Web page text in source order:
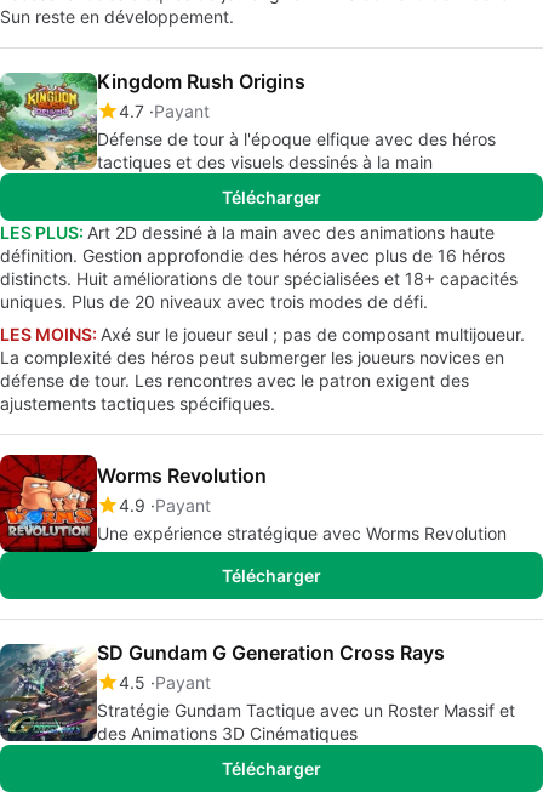
Sun reste en développement.
Kingdom Rush Origins
4.7 Payant
Défense de tour à l'époque elfique avec des héros
tactiques et des visuels dessinés à la main
Télécharger
LES PLUS: Art 2D dessiné à la main avec des animations haute
définition. Gestion approfondie des héros avec plus de 16 héros
distincts. Huit améliorations de tour spécialisées et 18+ capacités
uniques. Plus de 20 niveaux avec trois modes de défi.
LES MOINS: Axé sur le joueur seul ; pas de composant multijoueur.
La complexité des héros peut submerger les joueurs novices en
défense de tour. Les rencontres avec le patron exigent des
ajustements tactiques spécifiques.
Worms Revolution
4.9 Payant
Une expérience stratégique avec Worms Revolution
Télécharger
SD Gundam G Generation Cross Rays
4.5 Payant
Stratégie Gundam Tactique avec un Roster Massif et
des Animations 3D Cinématiques
Télécharger